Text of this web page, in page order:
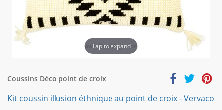
Tap to expand
Coussins Déco point de croix
Kit coussin illusion éthnique au point de croix - Vervaco